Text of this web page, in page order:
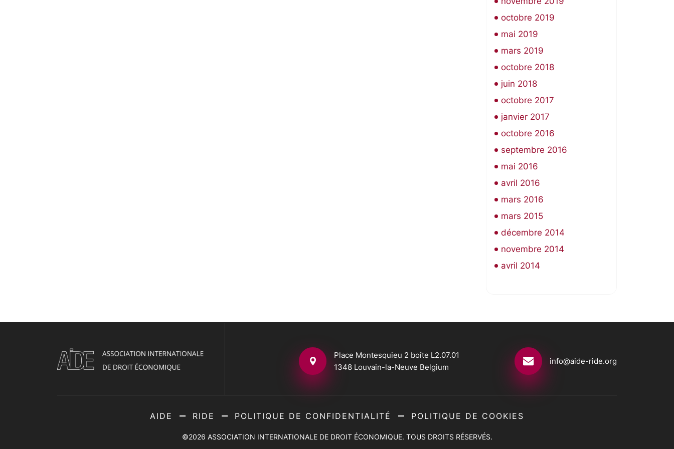
octobre 2019
mai 2019
mars 2019
octobre 2018
juin 2018
octobre 2017
janvier 2017
octobre 2016
septembre 2016
mai 2016
avril 2016
mars 2016
mars 2015
décembre 2014
novembre 2014
avril 2014
Place Montesquieu 2 boîte L2.07.01
1348 Louvain-la-Neuve Belgium
info@aide-ride.org
AIDE RIDE POLITIQUE DE CONFIDENTIALITÉ POLITIQUE DE COOKIES
©2026 ASSOCIATION INTERNATIONALE DE DROIT ÉCONOMIQUE. TOUS DROITS RÉSERVÉS.